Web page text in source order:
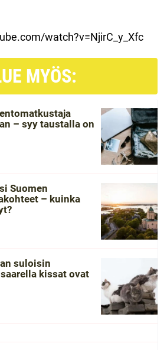
watch?v=NjirC_y_Xfc
MYÖS:
– syy taustalla on
Suomen
– kuinka
suloisin
kissat ovat